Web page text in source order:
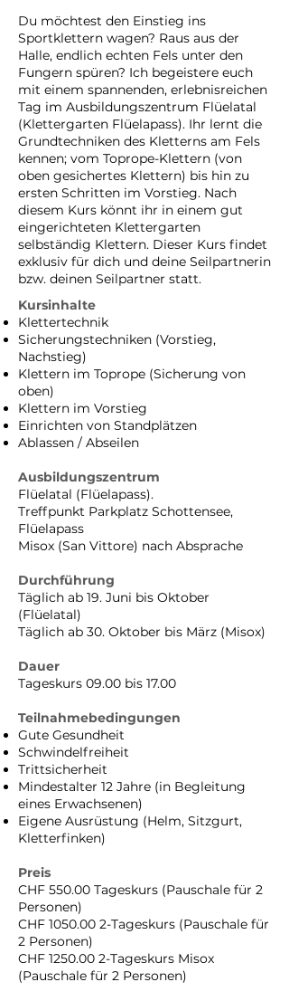
Du möchtest den Einstieg ins
Sportklettern wagen? Raus aus der
Halle, endlich echten Fels unter den
Fungern spüren? Ich begeistere euch
mit einem spannenden, erlebnisreichen
Tag im Ausbildungszentrum Flüelatal
(Klettergarten Flüelapass). Ihr lernt die
Grundtechniken des Kletterns am Fels
kennen; vom Toprope-Klettern (von
oben gesichertes Klettern) bis hin zu
ersten Schritten im Vorstieg. Nach
diesem Kurs könnt ihr in einem gut
eingerichteten Klettergarten
selbständig Klettern. Dieser Kurs findet
exklusiv für dich und deine Seilpartnerin
bzw. deinen Seilpartner statt.
Kursinhalte
Klettertechnik
Sicherungstechniken (Vorstieg,
Nachstieg)
Klettern im Toprope (Sicherung von
oben)
Klettern im Vorstieg
Einrichten von Standplätzen
Ablassen / Abseilen
Ausbildungszentrum
Flüelatal (Flüelapass).
Treffpunkt Parkplatz Schottensee,
Flüelapass
Misox (San Vittore) nach Absprache
Durchführung
Täglich ab 19. Juni bis Oktober
(Flüelatal)
Täglich ab 30. Oktober bis März (Misox)
Dauer
Tageskurs 09.00 bis 17.00
Teilnahmebedingungen
Gute Gesundheit
Schwindelfreiheit
Trittsicherheit
Mindestalter 12 Jahre (in Begleitung
eines Erwachsenen)
Eigene Ausrüstung (Helm, Sitzgurt,
Kletterfinken)
Preis
CHF 550.00 Tageskurs (Pauschale für 2
Personen)
CHF 1050.00 2-Tageskurs (Pauschale für
2 Personen)
CHF 1250.00 2-Tageskurs Misox
(Pauschale für 2 Personen)